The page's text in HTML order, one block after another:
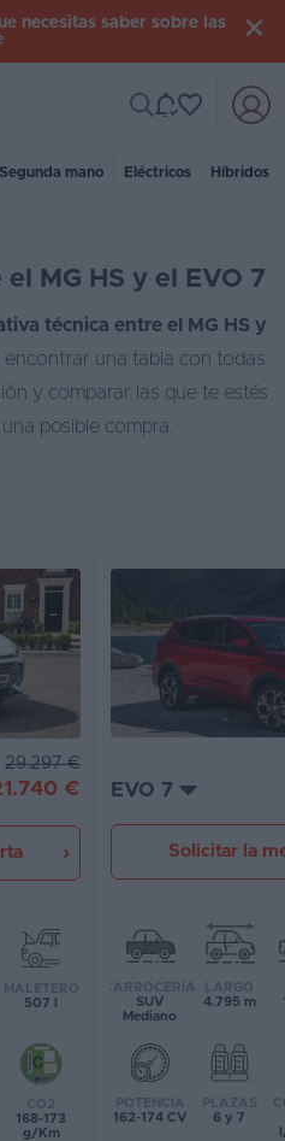
necesitas saber sobre las
Segunda mano Eléctricos Híbridos
MG HS y el EVO 7
técnica entre el MG HS y
encontrar una tabla con todas
y comparar las que te estés
posible compra.
29.297 €
€
MALETERO
507 l
CO2
168-173
g/Km
EVO 7
Solicitar la
CARROCERÍA
SUV
Mediano
LARGO
4.795 m
POTENCIA
162-174 CV
PLAZAS
6 y 7